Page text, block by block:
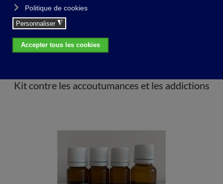
Home Kit
Kit contre les accoutumances et les
addictions
Kit contre les accoutumances et les addictions